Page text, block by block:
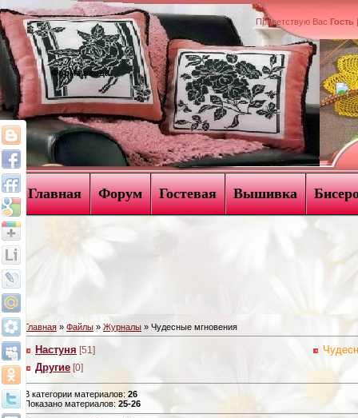
Форма входа
Приветствую Вас Гость
Главная Форум Гостевая Вышивка
Главная » Файлы » Журналы » Чудесные мгновения
Настуня [51]
Другие [0]
В категории материалов: 26
Показано материалов: 25-26